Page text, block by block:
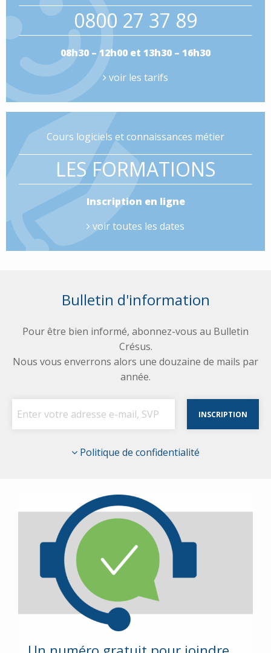
0800 27 37 89
08h30 – 12h00 et 13h30 – 16h30
voir les tarifs
Cours logiciels et connaissances métier
LES FORMATIONS
Inscription en ligne
voir toutes les dates
Bulletin d'information
Pour être bien informé, abonnez-vous au Bulletin
Crésus.
Nous vous enverrons alors une douzaine de mails par
année.
Politique de confidentialité